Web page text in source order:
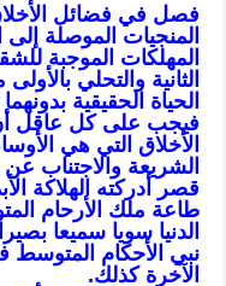
فصل في فضائل
المنجيات الموصلة إلى
المهلكات الموجبة
الثانية والتحلي
الحياة الحقيقية
فيجب على كل عاقل
الشريعة والاجتناب
قصر أدركته الهلاكة
طاعة ملك الأرحام
الدنيا سويا سميعا
نبي الأحكام
الآخرة كذلك.